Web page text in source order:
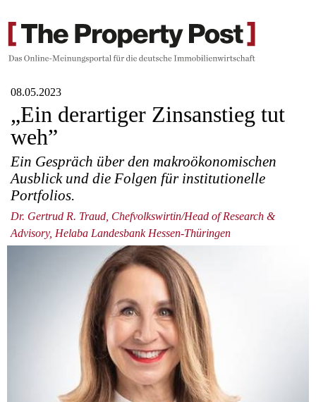
08.05.2023
„Ein derartiger Zinsanstieg tut
weh”
Ein Gespräch über den makroökonomischen
Ausblick und die Folgen für institutionelle
Portfolios.
Dr. Gertrud R. Traud, Chefvolkswirtin/Head of Research &
Advisory, Helaba Landesbank Hessen-Thüringen